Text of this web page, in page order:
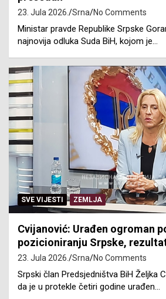
23. Jula 2026. Srna No Comments
Ministar pravde Republike Srpske
najnovija odluka Suda BiH, kojom je…
SVE VIJESTI ZEMLJA
Cvijanović: Urađen ogroman
pozicioniranju Srpske,
23. Jula 2026. Srna No Comments
Srpski član Predsjedništva BiH Željka
da je u protekle četiri godine urađen…